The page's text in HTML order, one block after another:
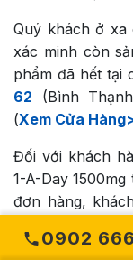
Quý khách ở
xác minh còn
phẩm đã hết tại
62 (Bình
(Xem Cửa
Đối với khách
1-A-Day
đơn hàng,
4h – 8h làm
0902